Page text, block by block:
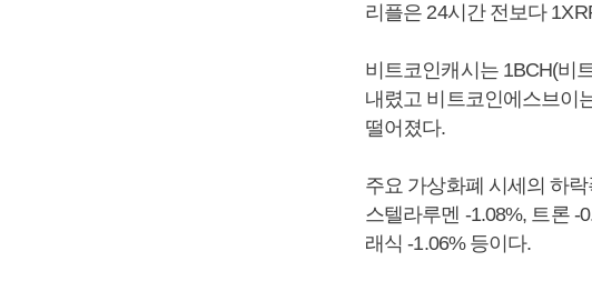
리플은 24시간 전보다
비트코인캐시는 1BCH(비
내렸고 비트코인에스브이
떨어졌다.
주요 가상화폐 시세의 하
스텔라루멘 -1.08%, 트론 -
래식 -1.06% 등이다.